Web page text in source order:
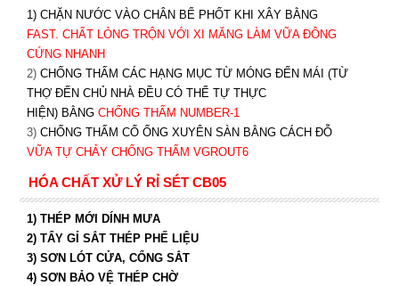
1) CHẶN NƯỚC VÀO CHÂN BỂ PHỐT KHI XÂY BẰNG
FAST. CHẤT LỎNG TRỘN VỚI XI MĂNG LÀM VỮA ĐÔNG
CỨNG NHANH
2) CHỐNG THẤM CÁC HẠNG MỤC TỪ MÓNG ĐẾN MÁI (TỪ
THỢ ĐẾN CHỦ NHÀ ĐỀU CÓ THỂ TỰ THỰC
HIỆN) BẰNG CHỐNG THẤM NUMBER-1
3) CHỐNG THẤM CỔ ỐNG XUYÊN SÀN BẰNG CÁCH ĐỖ
VỮA TỰ CHẢY CHỐNG THẤM VGROUT6
HÓA CHẤT XỬ LÝ RỈ SÉT CB05
1) THÉP MỚI DÍNH MƯA
2) TẨY GỈ SẮT THÉP PHẾ LIỆU
3) SƠN LÓT CỬA, CỔNG SẮT
4) SƠN BẢO VỆ THÉP CHỜ